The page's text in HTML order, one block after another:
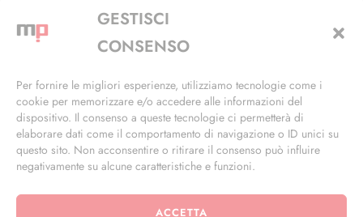
GESTISCI
CONSENSO
Per fornire le migliori esperienze, utilizziamo tecnologie come i
cookie per memorizzare e/o accedere alle informazioni del
dispositivo. Il consenso a queste tecnologie ci permetterà di
elaborare dati come il comportamento di navigazione o ID unici su
questo sito. Non acconsentire o ritirare il consenso può influire
negativamente su alcune caratteristiche e funzioni.
ACCETTA
Via Alfieri, 27 - Trezzano Sul Naviglio (MI)
+39 02 4846 3155
info@masterphil.it